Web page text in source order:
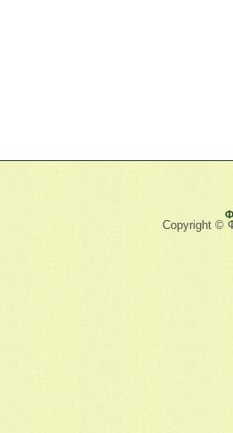
Copyright ©